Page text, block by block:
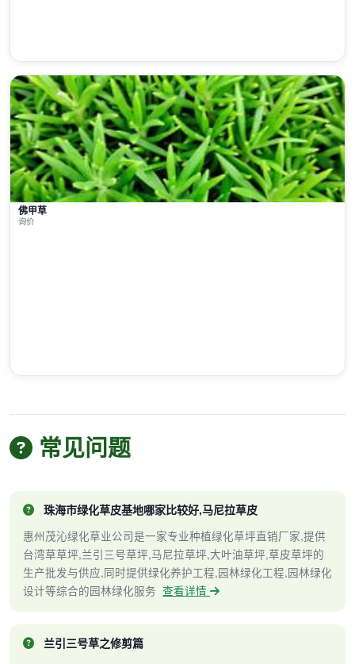
佛甲草
询价
常见问题
珠海市绿化草皮基地哪家比较好,马尼拉草皮
惠州茂沁绿化草业公司是一家专业种植绿化草坪直销厂家,提供
台湾草草坪,兰引三号草坪,马尼拉草坪,大叶油草坪,草皮草坪的
生产批发与供应,同时提供绿化养护工程,园林绿化工程,园林绿化
设计等综合的园林绿化服务 查看详情
兰引三号草之修剪篇